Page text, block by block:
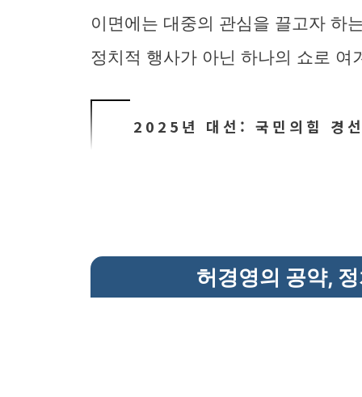
이면에는 대중의 관심을 끌고자 하
정치적 행사가 아닌 하나의 쇼로 여
2025년 대선: 국민의힘 경
허경영의 공약,